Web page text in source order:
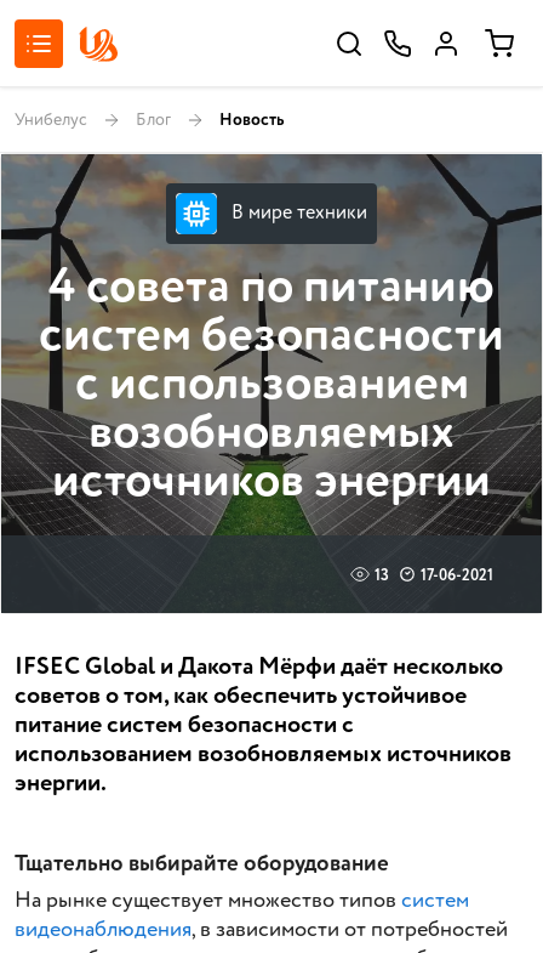
Унибелус Блог Новость
В мире техники
4 совета по питанию
систем безопасности
с использованием
возобновляемых
источников энергии
13 17-06-2021
IFSEC Global и Дакота Мёрфи даёт несколько
советов о том, как обеспечить устойчивое
питание систем безопасности с
использованием возобновляемых источников
энергии.
Тщательно выбирайте оборудование
На рынке существует множество типовсистем
видеонаблюдения, в зависимости от потребностей